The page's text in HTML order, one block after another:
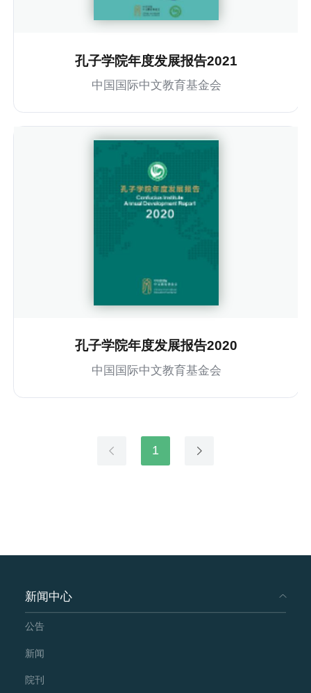
孔子学院年度发展报告2021
中国国际中文教育基金会
孔子学院年度发展报告2020
中国国际中文教育基金会
1
新闻中心
公告
新闻
院刊